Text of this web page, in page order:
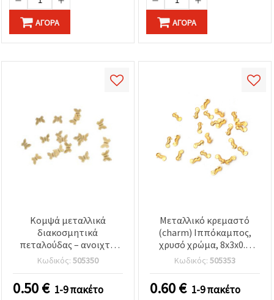
ΑΓΟΡΆ ΑΓΟΡΆ
Κομψά μεταλλικά
διακοσμητικά
πεταλούδας – ανοιχτό
χρυσό, 7x6 mm,
συσκευασία 50 τεμ., για
DIY & διακοσμητικές
κατασκευές
Κωδικός: 505350
0.50€ 1-9 πακέτο
Μεταλλικό κρεμαστό
(charm) Ιππόκαμπος,
χρυσό χρώμα, 8x3x0.8
mm - 50 τεμ.
Κωδικός: 505353
0.60€ 1-9 πακέτο